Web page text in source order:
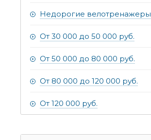
Недорогие велотренажеры
От 30 000 до 50 000 руб.
От 50 000 до 80 000 руб.
От 80 000 до 120 000 руб.
От 120 000 руб.